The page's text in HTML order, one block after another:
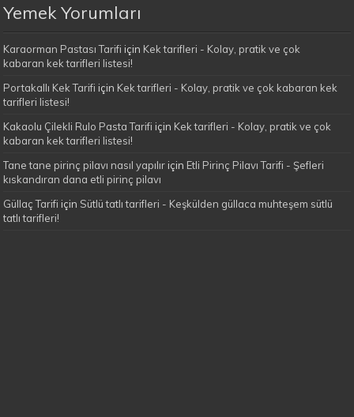
Yemek Yorumları
Karaorman Pastası Tarifi için Kek tarifleri - Kolay, pratik ve çok
kabaran kek tarifleri listesi!
Portakallı Kek Tarifi için Kek tarifleri - Kolay, pratik ve çok kabaran kek
tarifleri listesi!
Kakaolu Çilekli Rulo Pasta Tarifi için Kek tarifleri - Kolay, pratik ve çok
kabaran kek tarifleri listesi!
Tane tane pirinç pilavı nasıl yapılır için Etli Pirinç Pilavı Tarifi - Şefleri
kıskandıran dana etli pirinç pilavı
Güllaç Tarifi için Sütlü tatlı tarifleri - Keşkülden güllaca muhteşem sütlü
tatlı tarifleri!